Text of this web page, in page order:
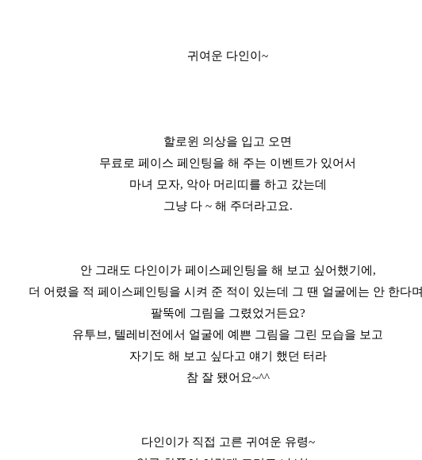
귀여운 다인이~
할로윈 의상을 입고 오면
무료로 페이스 페인팅을 해 주는 이벤트가 있어서
마녀 모자, 악아 머리띠를 하고 갔는데
그냥 다 ~ 해 주더라고요.
안 그래도 다인이가 페이스페인팅을 해 보고 싶어했기에,
더 어렸을 적 페이스페인팅을 시켜 준 적이 있는데 그 땐 얼굴에는 안 한다며
팔뚝에 그림을 그렸었거든요?
유투브, 텔레비전에서 얼굴에 예쁜 그림을 그린 모습을 보고
자기도 해 보고 싶다고 얘기 했던 터라
참 잘 됐어요~^^
다인이가 직접 고른 귀여운 유령~